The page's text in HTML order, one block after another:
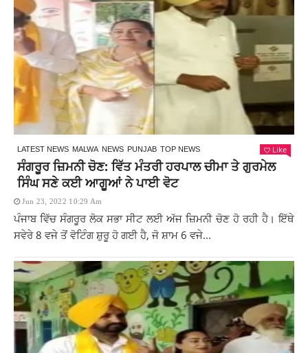
LATEST NEWS MALWA NEWS PUNJAB TOP NEWS Like
ਸੰਗਰੂਰ ਜ਼ਿਮਨੀ ਚੋਣ: ਵਿੱਤ ਮੰਤਰੀ ਹਰਪਾਲ ਚੀਮਾ ਤੇ ਗੁਰਮੇਲ
ਸਿੰਘ ਸਣੇ ਕਈ ਆਗੂਆਂ ਨੇ ਪਾਈ ਵੋਟ
Jun 23, 2022 10:29 Am
ਪੰਜਾਬ ਵਿੱਚ ਸੰਗਰੂਰ ਲੋਕ ਸਭਾ ਸੀਟ ਲਈ ਅੱਜ ਜ਼ਿਮਨੀ ਚੋਣ ਹੋ ਰਹੀ ਹੈ। ਇੱਥੇ
ਸਵੇਰੇ 8 ਵਜੇ ਤੋਂ ਵੋਟਿੰਗ ਸ਼ੁਰੂ ਹੋ ਗਈ ਹੈ, ਜੋ ਸ਼ਾਮ 6 ਵਜੇ...